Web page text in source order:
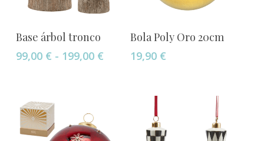
Seleccionar Opciones
producto
tiene
Las
opciones
se
Base árbol tronco
99,00 € - 199,00 €Rango
199,00 €
Añadir Al Carrito
Bola Poly Oro 20cm
19,90 €